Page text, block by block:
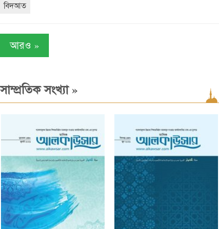
বিদআত
আরও »
সাম্প্রতিক সংখ্যা»